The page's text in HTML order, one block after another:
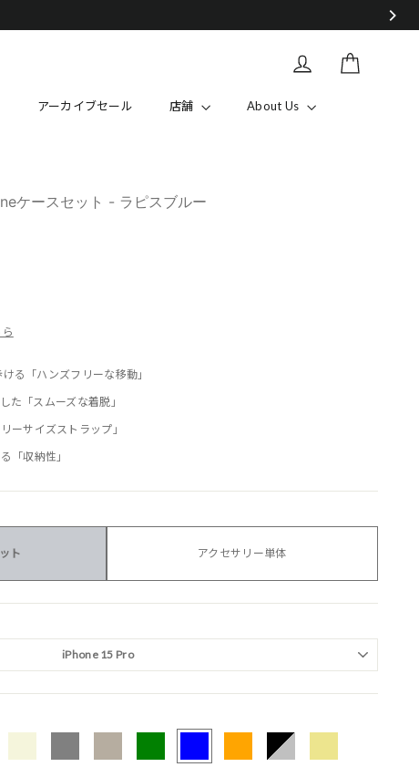
Log in
アーカイブセール 店舗 About Us
ケースセット - ラピスブルー
る「ハンズフリーな移動」
た「スムーズな着脱」
ーサイズストラップ」
「収納性」
ト アクセサリー単体